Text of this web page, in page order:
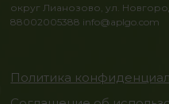
округ Лианозово, ул.
88002005388 info@aplgo.com
Политика